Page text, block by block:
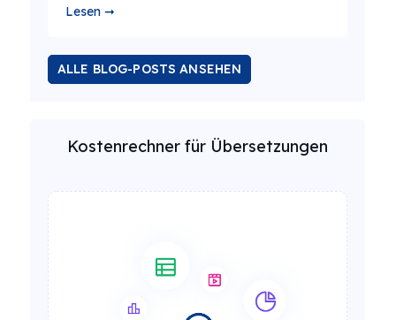
Lesen ➞
ALLE BLOG-POSTS ANSEHEN
Kostenrechner für Übersetzungen